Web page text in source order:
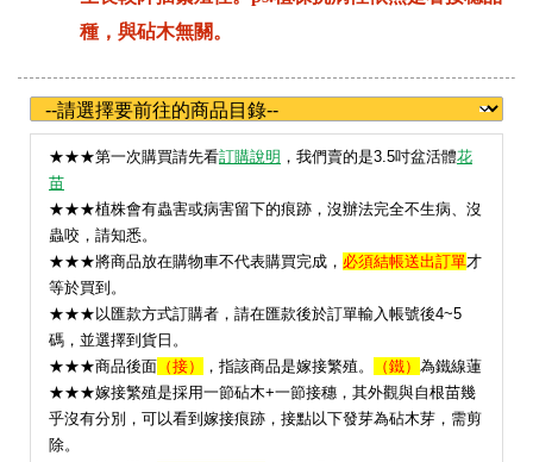
種，與砧木無關。
★★★第一次購買請先看訂購說明 ，我們賣的是3.5吋盆活體花
苗
★★★植株會有蟲害或病害留下的痕跡，沒辦法完全不生病、沒
蟲咬，請知悉。
★★★將商品放在購物車不代表購買完成， 必須結帳送出訂單才
等於買到。
★★★以匯款方式訂購者，請在匯款後於訂單輸入帳號後4~5
碼，並選擇到貨日。
★★★商品後面 （接） ，指該商品是嫁接繁殖。 （鐵） 為鐵線蓮
★★★嫁接繁殖是採用一節砧木+一節接穗，其外觀與自根苗幾
乎沒有分別，可以看到嫁接痕跡，接點以下發芽為砧木芽，需剪
除。